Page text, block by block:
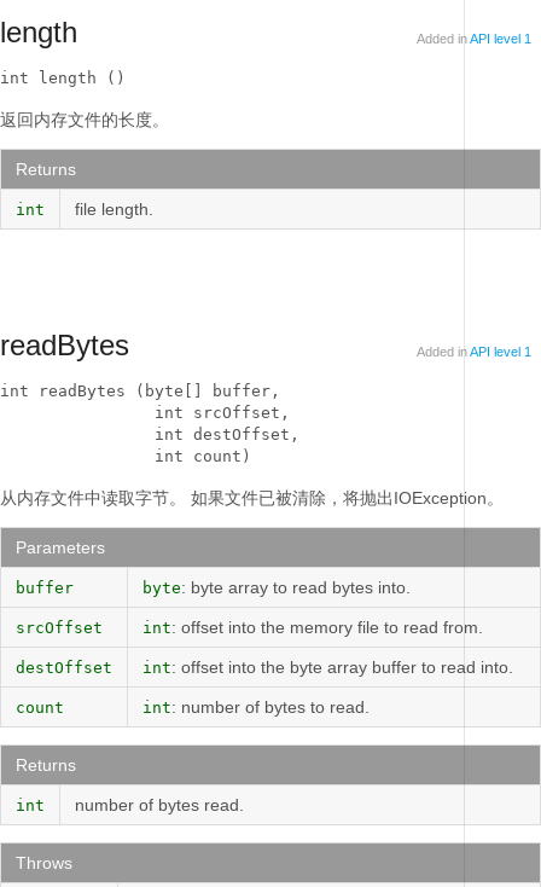
length Added inAPI level 1
int length ()
返回内存文件的长度。
Returns
int file length.
readBytes Added inAPI level 1
int readBytes (byte[] buffer,
                int srcOffset,
                int destOffset,
                int count)
从内存文件中读取字节。 如果文件已被清除，将抛出IOException。
Parameters
buffer byte: byte array to read bytes into.
srcOffset int: offset into the memory file to read from.
destOffset int: offset into the byte array buffer to read into.
count int: number of bytes to read.
Returns
int number of bytes read.
Throws